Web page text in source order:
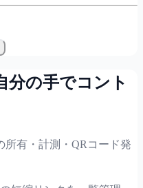
分の手でコント
有・計測・QRコード発